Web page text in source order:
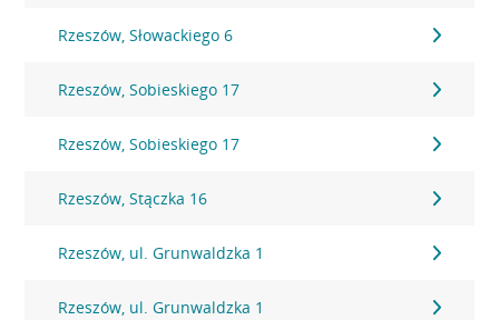
Rzeszów, Słowackiego 6
Rzeszów, Sobieskiego 17
Rzeszów, Sobieskiego 17
Rzeszów, Stączka 16
Rzeszów, ul. Grunwaldzka 1
Rzeszów, ul. Grunwaldzka 1